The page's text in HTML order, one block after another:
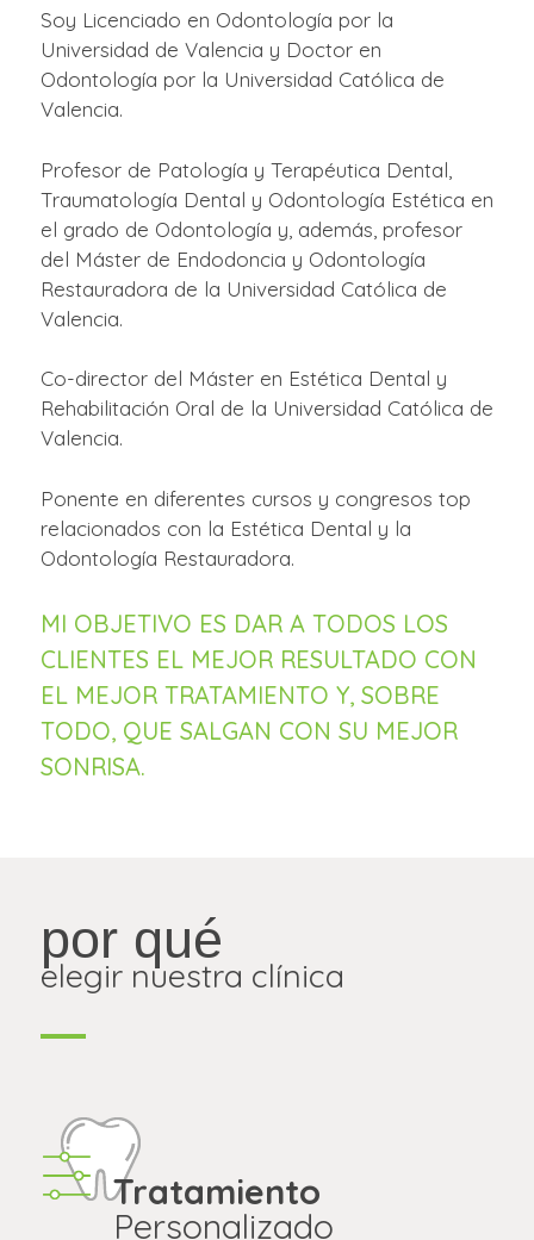
Soy Licenciado en Odontología por la
Universidad de Valencia y Doctor en
Odontología por la Universidad Católica de
Valencia.
Profesor de Patología y Terapéutica Dental,
Traumatología Dental y Odontología Estética en
el grado de Odontología y, además, profesor
del Máster de Endodoncia y Odontología
Restauradora de la Universidad Católica de
Valencia.
Co-director del Máster en Estética Dental y
Rehabilitación Oral de la Universidad Católica de
Valencia.
Ponente en diferentes cursos y congresos top
relacionados con la Estética Dental y la
Odontología Restauradora.
MI OBJETIVO ES DAR A TODOS LOS
CLIENTES EL MEJOR RESULTADO CON
EL MEJOR TRATAMIENTO Y, SOBRE
TODO, QUE SALGAN CON SU MEJOR
SONRISA.
por qué
elegir nuestra clínica
Tratamiento
Personalizado